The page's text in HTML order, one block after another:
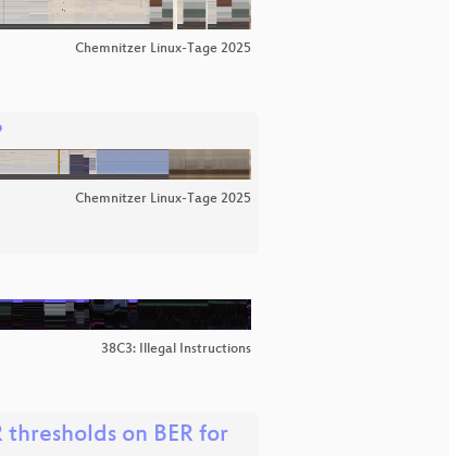
Chemnitzer Linux-Tage 2025
Chemnitzer Linux-Tage 2025
38C3: Illegal Instructions
on BER for